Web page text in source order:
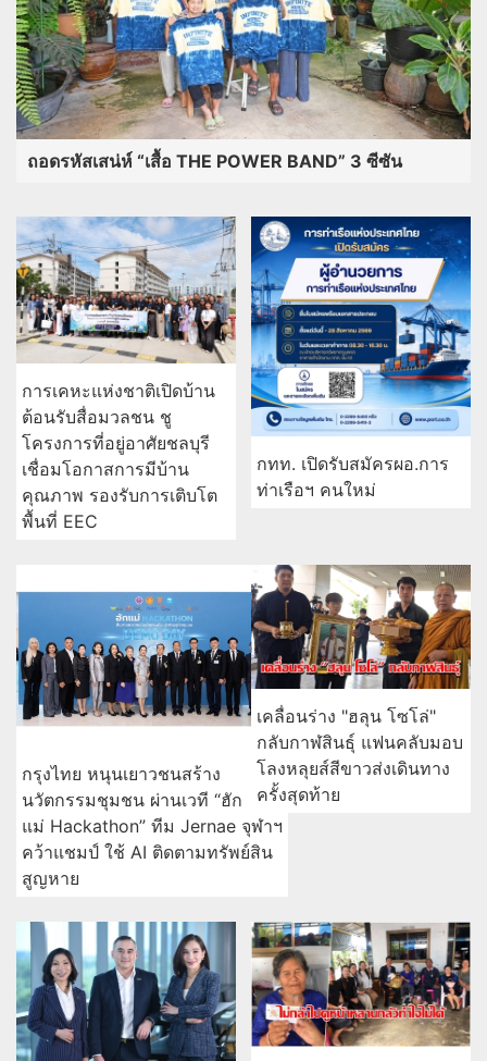
ถอดรหัสเสน่ห์ “เสื้อ THE POWER BAND” 3 ซีซัน
การเคหะแห่งชาติเปิดบ้าน
ต้อนรับสื่อมวลชน ชู
โครงการที่อยู่อาศัยชลบุรี
เชื่อมโอกาสการมีบ้าน
คุณภาพ รองรับการเติบโต
พื้นที่ EEC
กทท. เปิดรับสมัครผอ.การ
ท่าเรือฯ คนใหม่
กรุงไทย หนุนเยาวชนสร้าง
นวัตกรรมชุมชน ผ่านเวที “ฮัก
แม่ Hackathon” ทีม Jernae จุฬาฯ
คว้าแชมป์ ใช้ AI ติดตามทรัพย์สิน
สูญหาย
เคลื่อนร่าง "ฮลุน โซโล่"
กลับกาฬสินธุ์ แฟนคลับมอบ
โลงหลุยส์สีขาวส่งเดินทาง
ครั้งสุดท้าย